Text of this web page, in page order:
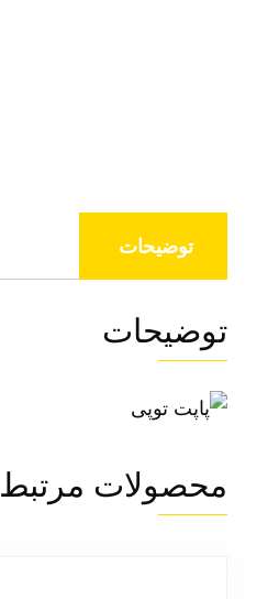
توضیحات
توضیحات
محصولات مرتبط